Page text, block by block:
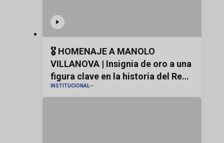
🎖️ HOMENAJE A MANOLO
VILLANOVA | Insignia de oro a una
figura clave en la historia del Real
Zaragoza
INSTITUCIONAL